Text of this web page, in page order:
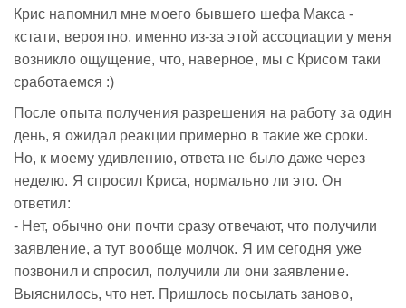
Крис напомнил мне моего бывшего шефа Макса -
кстати, вероятно, именно из-за этой ассоциации у меня
возникло ощущение, что, наверное, мы с Крисом таки
сработаемся :)
После опыта получения разрешения на работу за один
день, я ожидал реакции примерно в такие же сроки.
Но, к моему удивлению, ответа не было даже через
неделю. Я спросил Криса, нормально ли это. Он
ответил:
- Нет, обычно они почти сразу отвечают, что получили
заявление, а тут вообще молчок. Я им сегодня уже
позвонил и спросил, получили ли они заявление.
Выяснилось, что нет. Пришлось посылать заново,